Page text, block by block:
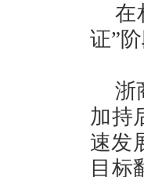
在
证”
浙
加持
速发
目标